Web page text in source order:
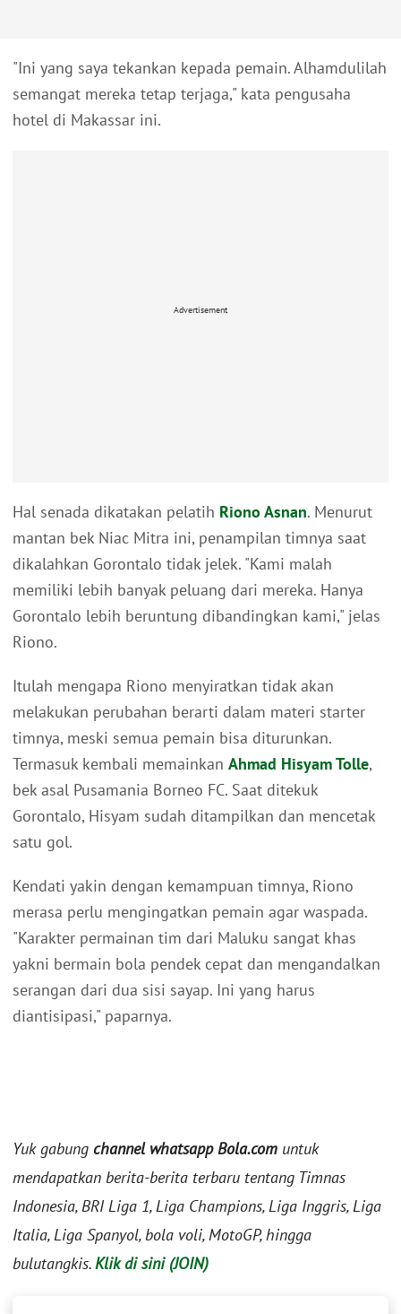
"Ini yang saya tekankan kepada pemain. Alhamdulilah
semangat mereka tetap terjaga," kata pengusaha
hotel di Makassar ini.
Advertisement
Hal senada dikatakan pelatih Riono Asnan. Menurut
mantan bek Niac Mitra ini, penampilan timnya saat
dikalahkan Gorontalo tidak jelek. "Kami malah
memiliki lebih banyak peluang dari mereka. Hanya
Gorontalo lebih beruntung dibandingkan kami," jelas
Riono.
Itulah mengapa Riono menyiratkan tidak akan
melakukan perubahan berarti dalam materi starter
timnya, meski semua pemain bisa diturunkan.
Termasuk kembali memainkan Ahmad Hisyam Tolle,
bek asal Pusamania Borneo FC. Saat ditekuk
Gorontalo, Hisyam sudah ditampilkan dan mencetak
satu gol.
Kendati yakin dengan kemampuan timnya, Riono
merasa perlu mengingatkan pemain agar waspada.
"Karakter permainan tim dari Maluku sangat khas
yakni bermain bola pendek cepat dan mengandalkan
serangan dari dua sisi sayap. Ini yang harus
diantisipasi," paparnya.
Yuk gabung channel whatsapp Bola.com untuk
mendapatkan berita-berita terbaru tentang Timnas
Indonesia, BRI Liga 1, Liga Champions, Liga Inggris, Liga
Italia, Liga Spanyol, bola voli, MotoGP, hingga
bulutangkis.Klik di sini (JOIN)